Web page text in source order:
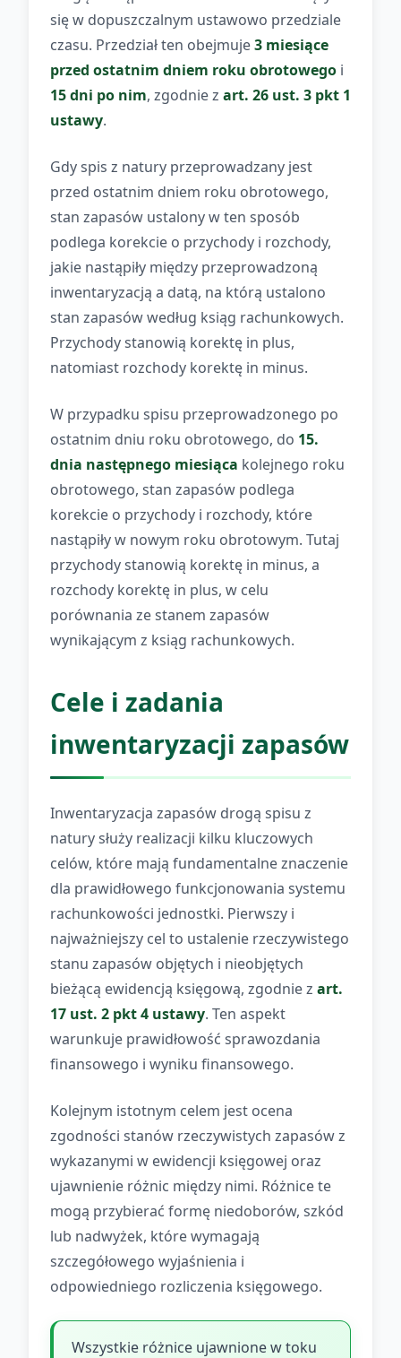
się w dopuszczalnym ustawowo przedziale
czasu. Przedział ten obejmuje3 miesiące
przed ostatnim dniem roku obrotowego i
15 dni po nim, zgodnie z art. 26 ust. 3 pkt 1
ustawy.
Gdy spis z natury przeprowadzany jest
przed ostatnim dniem roku obrotowego,
stan zapasów ustalony w ten sposób
podlega korekcie o przychody i rozchody,
jakie nastąpiły między przeprowadzoną
inwentaryzacją a datą, na którą ustalono
stan zapasów według ksiąg rachunkowych.
Przychody stanowią korektę in plus,
natomiast rozchody korektę in minus.
W przypadku spisu przeprowadzonego po
ostatnim dniu roku obrotowego, do 15.
dnia następnego miesiąca kolejnego roku
obrotowego, stan zapasów podlega
korekcie o przychody i rozchody, które
nastąpiły w nowym roku obrotowym. Tutaj
przychody stanowią korektę in minus, a
rozchody korektę in plus, w celu
porównania ze stanem zapasów
wynikającym z ksiąg rachunkowych.
Cele i zadania
inwentaryzacji zapasów
Inwentaryzacja zapasów drogą spisu z
natury służy realizacji kilku kluczowych
celów, które mają fundamentalne znaczenie
dla prawidłowego funkcjonowania systemu
rachunkowości jednostki. Pierwszy i
najważniejszy cel to ustalenie rzeczywistego
stanu zapasów objętych i nieobjętych
bieżącą ewidencją księgową, zgodnie z art.
17 ust. 2 pkt 4 ustawy. Ten aspekt
warunkuje prawidłowość sprawozdania
finansowego i wyniku finansowego.
Kolejnym istotnym celem jest ocena
zgodności stanów rzeczywistych zapasów z
wykazanymi w ewidencji księgowej oraz
ujawnienie różnic między nimi. Różnice te
mogą przybierać formę niedoborów, szkód
lub nadwyżek, które wymagają
szczegółowego wyjaśnienia i
odpowiedniego rozliczenia księgowego.
Wszystkie różnice ujawnione w toku